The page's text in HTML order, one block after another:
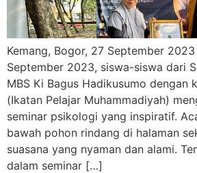
Kemang, Bogor, 27 September
September 2023, siswa-siswa dari
MBS Ki Bagus Hadikusumo dengan
(Ikatan Pelajar Muhammadiyah)
seminar psikologi yang inspiratif.
bawah pohon rindang di halaman
suasana yang nyaman dan alami.
dalam seminar […]